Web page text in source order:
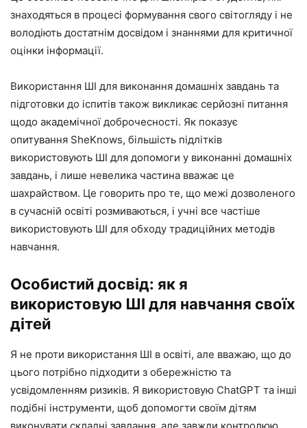
знаходяться в процесі формування свого світогляду і не
володіють достатнім досвідом і знаннями для критичної
оцінки інформації.
Використання ШІ для виконання домашніх завдань та
підготовки до іспитів також викликає серйозні питання
щодо академічної доброчесності. Як показує
опитування SheKnows, більшість підлітків
використовують ШІ для допомоги у виконанні домашніх
завдань, і лише невелика частина вважає це
шахрайством. Це говорить про те, що межі дозволеного
в сучасній освіті розмиваються, і учні все частіше
використовують ШІ для обходу традиційних методів
навчання.
Особистий досвід: як я
використовую ШІ для навчання своїх
дітей
Я не проти використання ШІ в освіті, але вважаю, що до
цього потрібно підходити з обережністю та
усвідомленням ризиків. Я використовую ChatGPT та інші
подібні інструменти, щоб допомогти своїм дітям